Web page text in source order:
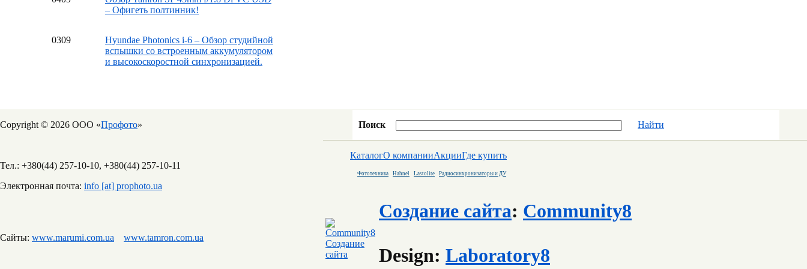
– Офигеть полтинник!
0309
Hyundae Photonics i-6 – Обзор студийной
вспышки со встроенным аккумулятором
и высокоскоростной синхронизацией.
Copyright © 2026 ООО «Профото»
Тел.: +380(44) 257-10-10, +380(44) 257-10-11
Электронная почта: info [at] prophoto.ua
Сайты: www.marumi.com.ua www.tamron.com.ua
Поиск Найти
КаталогО компанииАкцииГде купить
Фототехника Hahnel Lastolite Радиосинхронизаторы и ДУ
Создание сайта: Community8
Design: Laboratory8